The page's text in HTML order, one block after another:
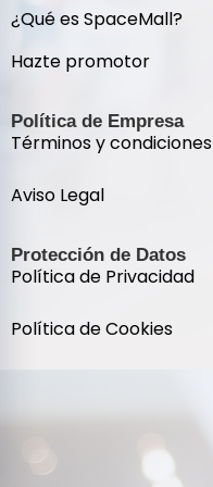
¿Qué es SpaceMall?
Hazte promotor
Política de Empresa
Términos y condiciones
Aviso Legal
Protección de Datos
Política de Privacidad
Política de Cookies